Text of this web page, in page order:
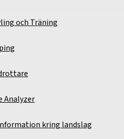
och Träning
Analyzer
kring landslag